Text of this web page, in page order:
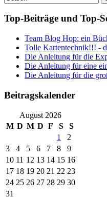
Top-Beiträge und Top-
Team Blog Hop: ein
Tolle Kartentechnik!!! -
Die Anleitung für die
Die Anleitung für eine
Die Anleitung für die
Beitragskalender
August 2026
M D M D F S
S
1
2
3
4 5 6 7 8
9
10 11 12 13 14 15 16
17 18 19 20 21 22 23
24 25 26 27 28 29 30
31